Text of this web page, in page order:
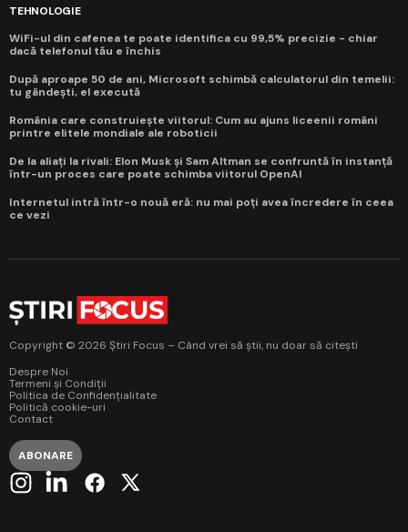
TEHNOLOGIE
WiFi-ul din cafenea te poate identifica cu 99,5% precizie - chiar
dacă telefonul tău e închis
După aproape 50 de ani, Microsoft schimbă calculatorul din temelii:
tu gândești, el execută
România care construiește viitorul: Cum au ajuns liceenii români
printre elitele mondiale ale roboticii
De la aliați la rivali: Elon Musk și Sam Altman se confruntă în instanță
într-un proces care poate schimba viitorul OpenAI
Internetul intră într-o nouă eră: nu mai poți avea încredere în ceea
ce vezi
Copyright © 2026 Știri Focus – Când vrei să știi, nu doar să citești
Despre Noi
Termeni și Condiții
Politica de Confidențialitate
Politică cookie-uri
Contact
ABONARE